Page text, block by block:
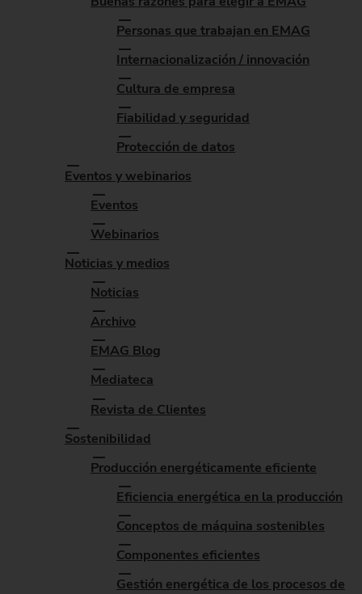
Personas que trabajan en EMAG
Internacionalización / innovación
Cultura de empresa
Fiabilidad y seguridad
Protección de datos
Eventos y webinarios
Eventos
Webinarios
Noticias y medios
Noticias
Archivo
EMAG Blog
Mediateca
Revista de Clientes
Sostenibilidad
Producción energéticamente eficiente
Eficiencia energética en la producción
Conceptos de máquina sostenibles
Componentes eficientes
Gestión energética de los procesos de